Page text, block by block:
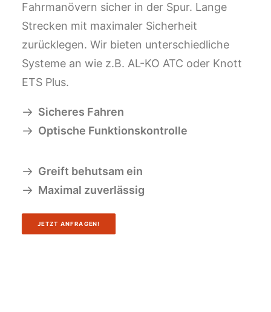
Fahrmanövern sicher in der Spur. Lange
Strecken mit maximaler Sicherheit
zurücklegen. Wir bieten unterschiedliche
Systeme an wie z.B. AL-KO ATC oder Knott
ETS Plus.
Sicheres Fahren
Optische Funktionskontrolle
Greift behutsam ein
Maximal zuverlässig
JETZT ANFRAGEN!